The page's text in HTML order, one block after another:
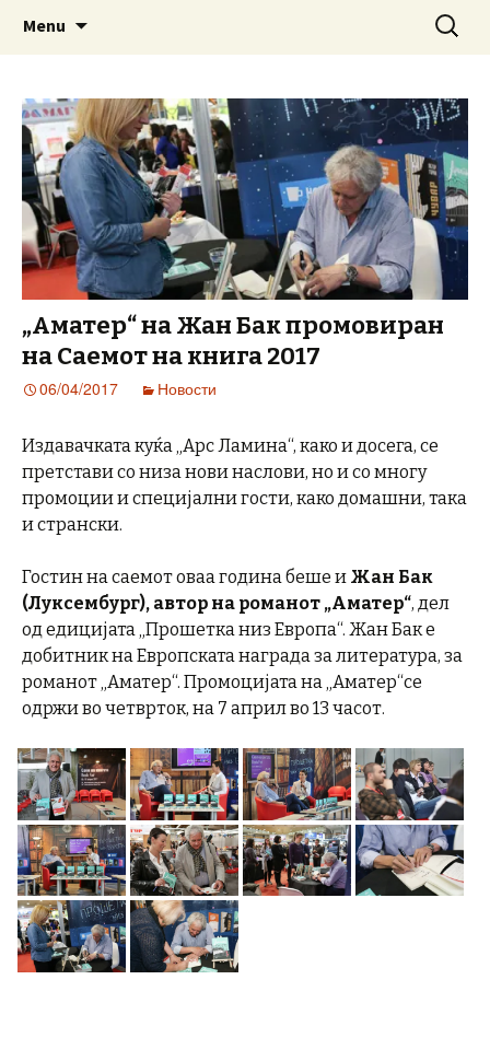
ПРОШЕТКА НИЗ ЕВРОПА
www.prosetkanizevropa.mk
Menu
content
Search
for:
„Аматер“ на Жан Бак промовиран
на Саемот на книга 2017
06/04/2017 Новости
Издавачката куќа „Арс Ламина“, како и досега, се
претстави со низа нови наслови, но и со многу
промоции и специјални гости, како домашни, така
и странски.
Гостин на саемот оваа година беше и Жан Бак
(Луксембург), автор на романот „Аматер“, дел
од едицијата „Прошетка низ Европа“. Жан Бак е
добитник на Европската награда за литература, за
романот „Аматер“. Промоцијата на „Аматер“се
одржи во четврток, на 7 април во 13 часот.